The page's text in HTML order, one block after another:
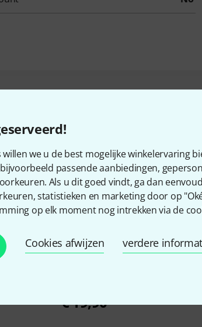
willen we u de best mogelijke winkelervaring
passende aanbiedingen,
Als u dit goed vindt, ga dan
statistieken en marketing door op
op elk moment nog intrekken via de
Cookies afwijzen verdere
product
13%
€ 19,90